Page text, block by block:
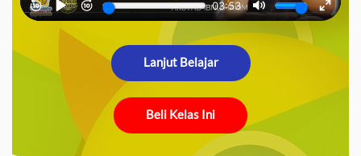
Lanjut Belajar
Beli Kelas Ini